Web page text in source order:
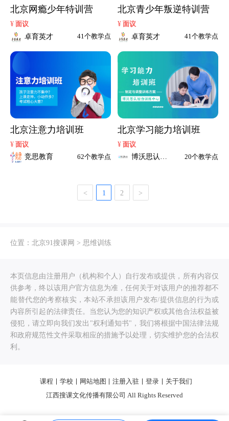
北京网瘾少年特训营
¥ 面议
卓育英才 41个教学点
北京青少年叛逆特训营
¥ 面议
卓育英才 41个教学点
北京注意力培训班
¥ 面议
竞思教育 62个教学点
北京学习能力培训班
¥ 面议
博沃思认知
20个教学点
< 1 2 >
位置：北京91搜课网 > 思维训练
本页信息由注册用户（机构和个人）自行发布或提供，所有内容仅
供参考，终以该用户官方信息为准，任何关于对该用户的推荐都不
能替代您的考察核实，本站不承担该用户发布/提供信息的行为或
内容所引起的法律责任。当您认为您的知识产权或其他合法权益被
侵犯，请立即向我们发出"权利通知书"，我们将根据中国法律法规
和政府规范性文件采取相应的措施予以处理，切实维护您的合法权
利。
课程 学校 网站地图 注册入驻 登录
关于我们
江西搜课文化传播有限公司 All Rights Reserved